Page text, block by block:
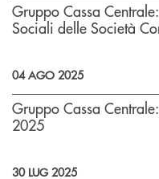
Gruppo Cassa
Sociali delle Società
04 AGO 2025
Gruppo Cassa
2025
30 LUG 2025